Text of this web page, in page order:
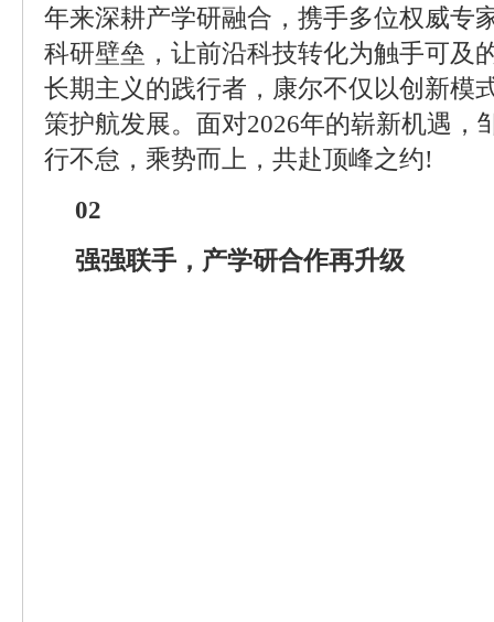
年来深耕产学研融合，携手多位权威专
科研壁垒，让前沿科技转化为触手可及
长期主义的践行者，康尔不仅以创新模
策护航发展。面对2026年的崭新机遇，
行不怠，乘势而上，共赴顶峰之约!
02
强强联手，产学研合作再升级